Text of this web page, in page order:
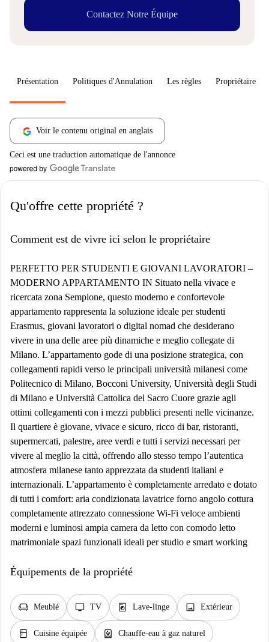
Contactez Notre Équipe
Présentation Politiques d'Annulation Les règles Propriétaire
Voir le contenu original en anglais
Ceci est une traduction automatique de l'annonce
Qu'offre cette propriété ?
Comment est de vivre ici selon le propriétaire
PERFETTO PER STUDENTI E GIOVANI LAVORATORI –
MODERNO APPARTAMENTO IN Situato nella vivace e
ricercata zona Sempione, questo moderno e confortevole
appartamento rappresenta la soluzione ideale per studenti
Erasmus, giovani lavoratori o digital nomad che desiderano
vivere in una delle aree più dinamiche e meglio collegate di
Milano. L’appartamento gode di una posizione strategica, con
collegamenti rapidi verso le principali università milanesi come
Politecnico di Milano, Bocconi University, Università degli Studi
di Milano e Università Cattolica del Sacro Cuore grazie agli
ottimi collegamenti con i mezzi pubblici presenti nelle vicinanze.
Il quartiere è giovane, vivace e sicuro, ricco di bar, ristoranti,
supermercati, palestre, aree verdi e tutti i servizi necessari per
vivere al meglio la città, offrendo allo stesso tempo l’autentica
atmosfera milanese tanto apprezzata da studenti italiani e
internazionali. L’appartamento è completamente arredato e dotato
di tutti i comfort: aria condizionata lavatrice forno angolo cottura
completamente attrezzato connessione Wi-Fi veloce ambienti
moderni e luminosi ampia camera da letto con comodo letto
matrimoniale spazi funzionali ideali per studio e smart working
Équipements de la propriété
chair Meublé tv TV local_laundry_service Lave-linge image Extérieur
kitchen Cuisine équipée water_heater Chauffe-eau à gaz naturel